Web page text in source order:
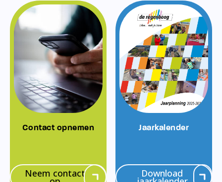
Contact opnemen
Neem contact
Jaarkalender
Download